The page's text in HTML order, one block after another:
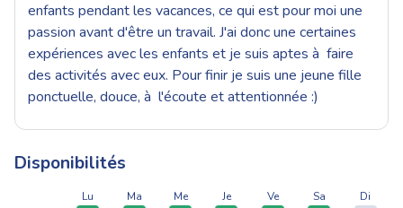
enfants pendant les vacances, ce qui est pour moi une
passion avant d'être un travail. J'ai donc une certaines
expériences avec les enfants et je suis aptes à faire
des activités avec eux. Pour finir je suis une jeune fille
ponctuelle, douce, à l'écoute et attentionnée :)
Disponibilités
Lu Ma Me Je Ve Sa
Di